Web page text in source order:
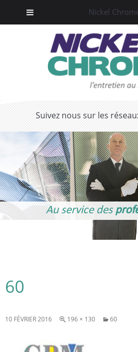
Suivez nous sur les
Au service des
60
10 FÉVRIER 2016 196 × 130 60
Nickel